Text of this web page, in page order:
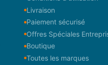
Livraison
Paiement sécurisé
Offres Spéciales
Boutique
Toutes les marques